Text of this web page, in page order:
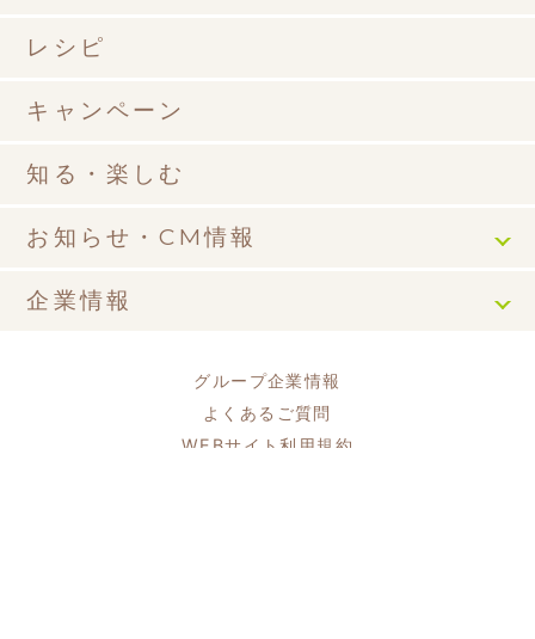
レシピ
キャンペーン
知る・楽しむ
お知らせ・CM情報
企業情報
グループ企業情報
よくあるご質問
WEBサイト利用規約